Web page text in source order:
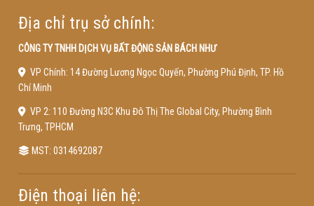
Địa chỉ trụ sở chính:
CÔNG TY TNHH DỊCH VỤ BẤT ĐỘNG SẢN BÁCH NHƯ
VP Chính: 14 Đường Lương Ngọc Quyến, Phường Phú Định, TP. Hồ
Chí Minh
VP 2: 110 Đường N3C Khu Đô Thị The Global City, Phường Bình
Trưng, TPHCM
MST: 0314692087
Điện thoại liên hệ: